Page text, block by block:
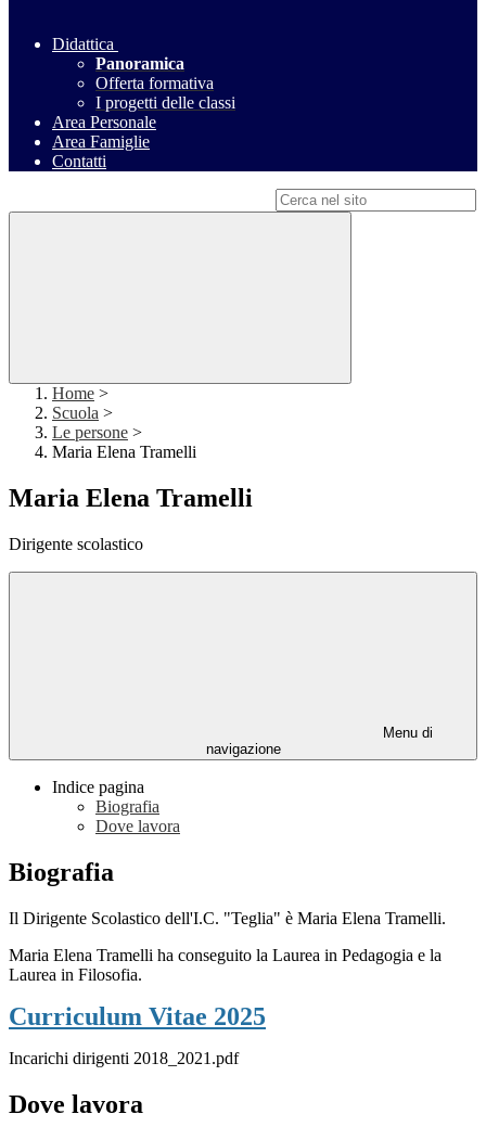
Didattica
Panoramica
Offerta formativa
I progetti delle classi
Area Personale
Area Famiglie
Contatti
Home >
Scuola >
Le persone >
Maria Elena Tramelli
Maria Elena Tramelli
Dirigente scolastico
Menu di
navigazione
Indice pagina
Biografia
Dove lavora
Biografia
Il Dirigente Scolastico dell'I.C. "Teglia" è Maria Elena Tramelli.
Maria Elena Tramelli ha conseguito la Laurea in Pedagogia e la
Laurea in Filosofia.
Curriculum Vitae 2025
Incarichi dirigenti 2018_2021.pdf
Dove lavora